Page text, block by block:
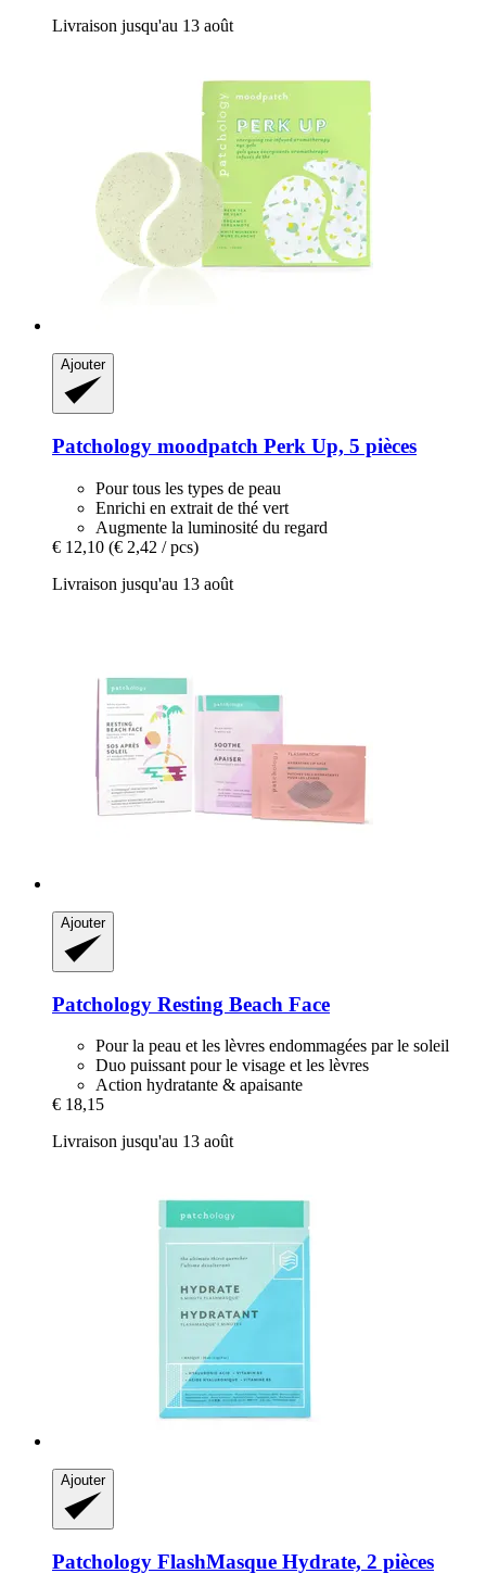
Livraison jusqu'au 13 août
Ajouter
Patchology moodpatch Perk Up, 5 pièces
Pour tous les types de peau
Enrichi en extrait de thé vert
Augmente la luminosité du regard
€ 12,10 (€ 2,42 / pcs)
Livraison jusqu'au 13 août
Ajouter
Patchology Resting Beach Face
Pour la peau et les lèvres endommagées par le soleil
Duo puissant pour le visage et les lèvres
Action hydratante & apaisante
€ 18,15
Livraison jusqu'au 13 août
Ajouter
Patchology FlashMasque Hydrate, 2 pièces